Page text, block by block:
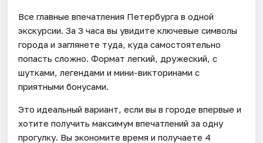
Все главные впечатления Петербурга в одной
экскурсии. За 3 часа вы увидите ключевые символы
города и заглянете туда, куда самостоятельно
попасть сложно. Формат легкий, дружеский, с
шутками, легендами и мини-викторинами с
приятными бонусами.
Это идеальный вариант, если вы в городе впервые и
хотите получить максимум впечатлений за одну
прогулку. Вы экономите время и получаете 4